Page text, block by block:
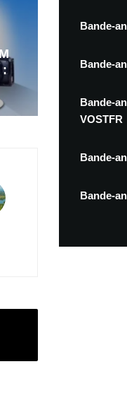
:
Bande-
Bande-
Bande-
VOSTFR
Bande-
Bande-